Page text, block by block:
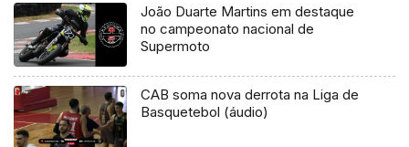
João Duarte Martins em destaque
no campeonato nacional de
Supermoto
CAB soma nova derrota na Liga de
Basquetebol (áudio)